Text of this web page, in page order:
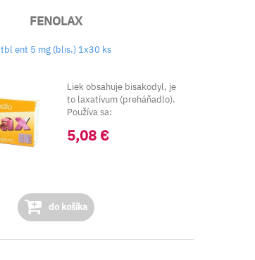
FENOLAX
tbl ent 5 mg (blis.) 1x30 ks
Liek obsahuje bisakodyl, je
to laxatívum (preháňadlo).
Používa sa:
5,08 €
do košíka